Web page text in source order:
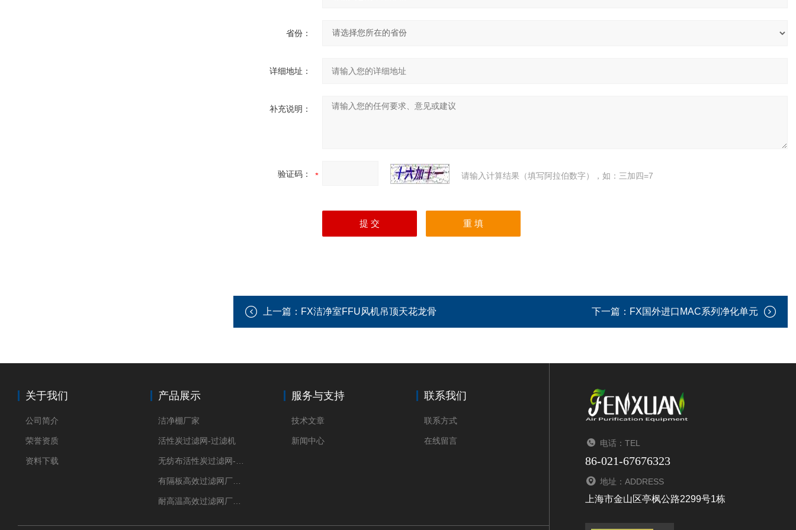
省份：
详细地址：
补充说明：
验证码： 请输入计算结果（填写阿拉伯数字），如：三加四=7
上一篇： FX洁净室FFU风机吊顶天花龙骨 下一篇： FX国外进口MAC系列净化单元
关于我们
公司简介
荣誉资质
资料下载
产品展示
洁净棚厂家
活性炭过滤网-过滤机
无纺布活性炭过滤网-过滤机
有隔板高效过滤网厂家 高效过滤器
耐高温高效过滤网厂家 高效过滤器
服务与支持
技术文章
新闻中心
联系我们
联系方式
在线留言 电话：TEL
86-021-67676323
地址：ADDRESS
上海市金山区亭枫公路2299号1栋